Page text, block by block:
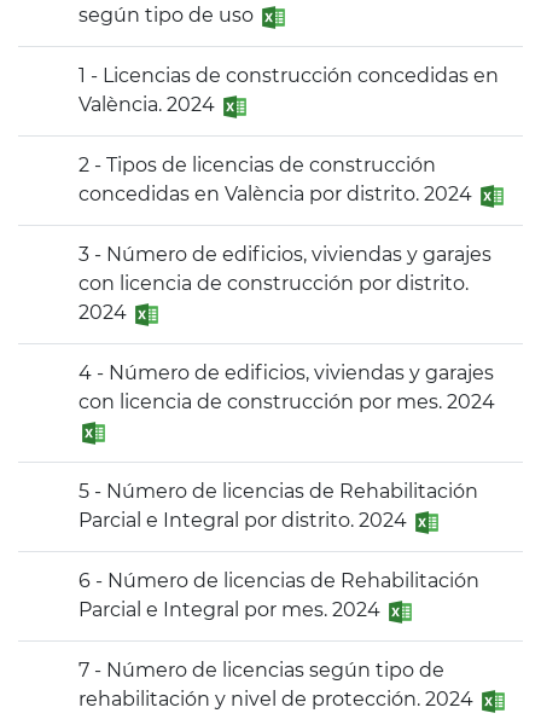
según tipo de uso
1 - Licencias de construcción concedidas en
València. 2024
2 - Tipos de licencias de construcción
concedidas en València por distrito. 2024
3 - Número de edificios, viviendas y garajes
con licencia de construcción por distrito.
2024
4 - Número de edificios, viviendas y garajes
con licencia de construcción por mes. 2024
5 - Número de licencias de Rehabilitación
Parcial e Integral por distrito. 2024
6 - Número de licencias de Rehabilitación
Parcial e Integral por mes. 2024
7 - Número de licencias según tipo de
rehabilitación y nivel de protección. 2024